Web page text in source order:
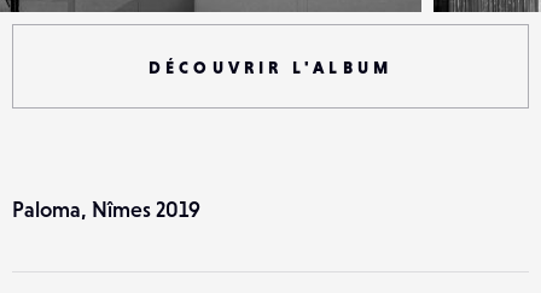
DÉCOUVRIR L'ALBUM
Paloma, Nîmes 2019